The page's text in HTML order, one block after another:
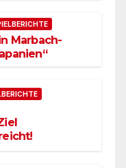
Marbach-